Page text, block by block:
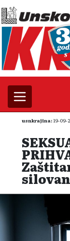
usnkrajina:19-09-